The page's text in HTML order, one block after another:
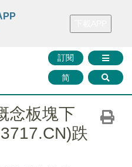
財華證券 媒體矩陣
訂閱
简
念板塊下
跌